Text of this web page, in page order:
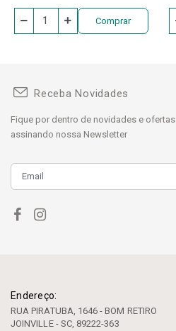
Comprar
Receba Novidades
Fique por dentro de novidades e ofertas
assinando nossa Newsletter
Endereço:
RUA PIRATUBA, 1646 - BOM RETIRO
JOINVILLE - SC, 89222-363